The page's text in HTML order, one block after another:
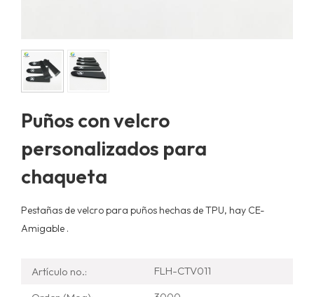
Puños con velcro
personalizados para
chaqueta
Pestañas de velcro para puños hechas de TPU, hay CE-
Amigable .
Artículo no.: FLH-CTV011